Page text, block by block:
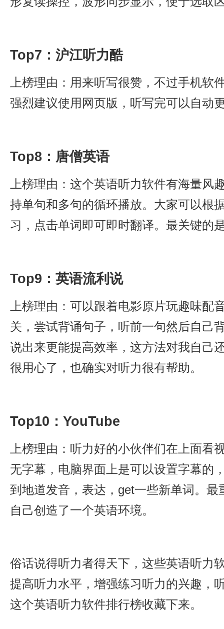
Top7：沪江听力酷
上榜理由：用来听写很赞，不过手机软
强烈建议使用网页版，听写完可以自动
Top8：唐僧英语
上榜理由：这个英语听力软件有海量风
持单句和多句的循环播放。大家可以根
习，点击单词即可即时翻译。最关键的
Top9：英语流利说
上榜理由：可以跟着电影原片玩趣味配
关，尝试背诵句子，听前一句然后自己
说出来更能提高效率，这方法对我自己
很用心了，也确实对听力很有帮助。
Top10：YouTube
上榜理由：听力好的小伙伴们在上面看
无字幕，电脑界面上是可以设置字幕的
到地道发音，表达，get一些新单词。最
自己创造了一个英语环境。
俗话说得听力者得天下，这些英语听力
提高听力水平，增强练习听力的兴趣，
这个英语听力软件排行榜收藏下来。